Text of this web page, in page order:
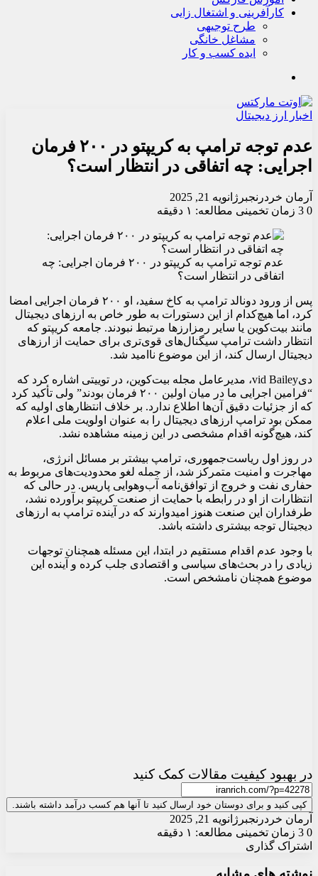
کارآفرینی و اشتغال زایی
طرح توجیهی
مشاغل خانگی
ایده کسب و کار
اخبار ارز دیجیتال
عدم توجه ترامپ به کریپتو در ۲۰۰ فرمان
اجرایی: چه اتفاقی در انتظار است؟
آرمان خردرنجبر ژانویه 21, 2025
0
زمان تخمینی مطالعه: ۱ دقیقه
عدم توجه ترامپ به کریپتو در ۲۰۰ فرمان اجرایی: چه
اتفاقی در انتظار است؟
پس از ورود دونالد ترامپ به کاخ سفید، او ۲۰۰ فرمان اجرایی امضا
کرد، اما هیچ‌کدام از این دستورات به طور خاص به ارزهای دیجیتال
مانند بیت‌کوین یا سایر رمزارزها مرتبط نبودند. جامعه کریپتو که
انتظار داشت ترامپ سیگنال‌های قوی‌تری برای حمایت از ارزهای
دیجیتال ارسال کند، از این موضوع ناامید شد.
دیvid Bailey، مدیرعامل مجله بیت‌کوین، در توییتی اشاره کرد که
“فرامین اجرایی ما در میان اولین ۲۰۰ فرمان بودند” ولی تأکید کرد
که از جزئیات دقیق آن‌ها اطلاع ندارد. بر خلاف انتظارهای اولیه که
ممکن بود ترامپ ارزهای دیجیتال را به عنوان اولویت ملی اعلام
کند، هیچ‌گونه اقدام مشخصی در این زمینه مشاهده نشد.
در روز اول ریاست‌جمهوری، ترامپ بیشتر بر مسائل انرژی،
مهاجرت و امنیت متمرکز شد، از جمله لغو محدودیت‌های مربوط به
حفاری نفت و خروج از توافق‌نامه آب‌وهوایی پاریس. در حالی که
انتظارات از او در رابطه با حمایت از صنعت کریپتو برآورده نشد،
طرفداران این صنعت هنوز امیدوارند که در آینده ترامپ به ارزهای
دیجیتال توجه بیشتری داشته باشد.
با وجود عدم اقدام مستقیم در ابتدا، این مسئله همچنان توجهات
زیادی را در بحث‌های سیاسی و اقتصادی جلب کرده و آینده این
موضوع همچنان نامشخص است.
در بهبود کیفیت مقالات کمک کنید
کپی کنید و برای دوستان خود ارسال کنید تا آنها هم کسب درآمد داشته باشند.
آرمان خردرنجبر ژانویه 21, 2025
0
زمان تخمینی مطالعه: ۱ دقیقه
اشتراک گذاری
بوک
آپ
ایمیل